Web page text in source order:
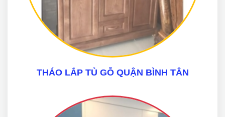
THÁO LẮP TỦ GỖ QUẬN BÌNH TÂN